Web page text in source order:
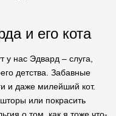
и его кота
у нас Эдвард – слуга,
детства. Забавные
и даже милейший кот.
или покрасить